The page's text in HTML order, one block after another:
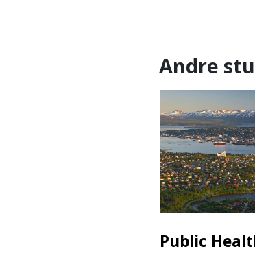
Andre
Public